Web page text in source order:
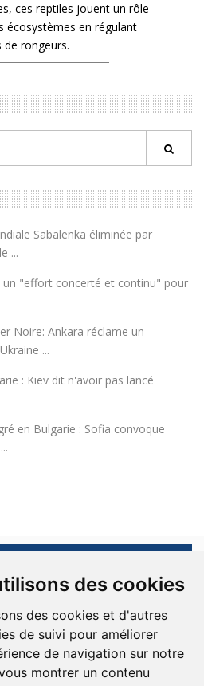
des cookies
des cookies et d'autres
de suivi pour améliorer
de navigation sur notre
montrer un contenu
ces reptiles jouent un rôle
écosystèmes en régulant
rongeurs.
Sabalenka éliminée par
...
un "effort concerté et continu" pour
Noire: Ankara réclame un
...
: Kiev dit n'avoir pas lancé
en Bulgarie : Sofia convoque
les droits sont réservés.